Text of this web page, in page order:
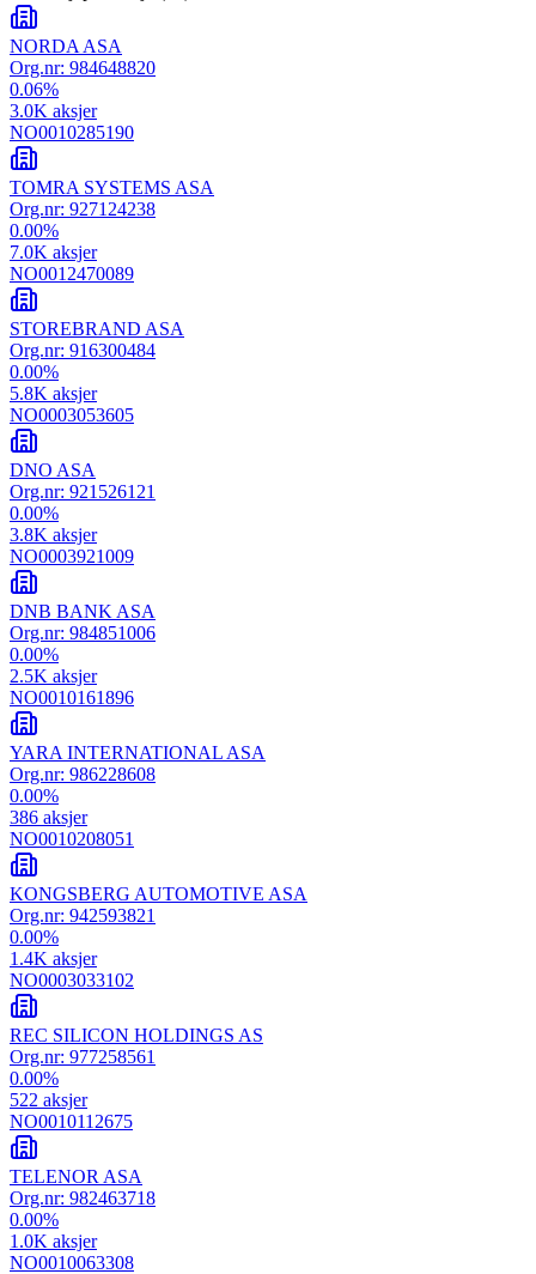
NORDA ASA
Org.nr: 984648820
0.06%
3.0K aksjer
NO0010285190
TOMRA SYSTEMS ASA
Org.nr: 927124238
0.00%
7.0K aksjer
NO0012470089
STOREBRAND ASA
Org.nr: 916300484
0.00%
5.8K aksjer
NO0003053605
DNO ASA
Org.nr: 921526121
0.00%
3.8K aksjer
NO0003921009
DNB BANK ASA
Org.nr: 984851006
0.00%
2.5K aksjer
NO0010161896
YARA INTERNATIONAL ASA
Org.nr: 986228608
0.00%
386 aksjer
NO0010208051
KONGSBERG AUTOMOTIVE ASA
Org.nr: 942593821
0.00%
1.4K aksjer
NO0003033102
REC SILICON HOLDINGS AS
Org.nr: 977258561
0.00%
522 aksjer
NO0010112675
TELENOR ASA
Org.nr: 982463718
0.00%
1.0K aksjer
NO0010063308